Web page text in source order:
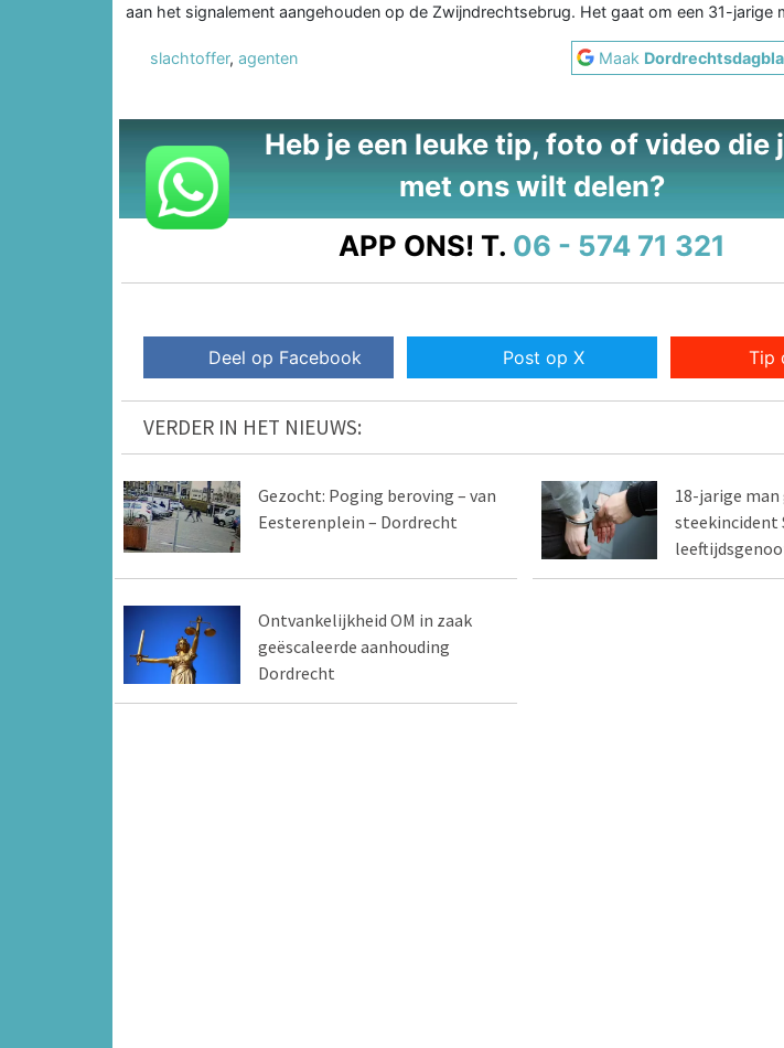
aan het signalement aangehouden op de Zwijndrechtsebrug. Het gaat om een 31-jarige
slachtoffer, agenten Maak
Heb je een leuke tip, foto of video die
met ons wilt delen?
APP ONS! T. 06 - 574 71 321
Deel op Facebook Post op X Tip
VERDER IN HET NIEUWS:
Gezocht: Poging beroving – van
Eesterenplein – Dordrecht
18-jarige man
steekincident
Ontvankelijkheid OM in zaak
geëscaleerde aanhouding
Dordrecht